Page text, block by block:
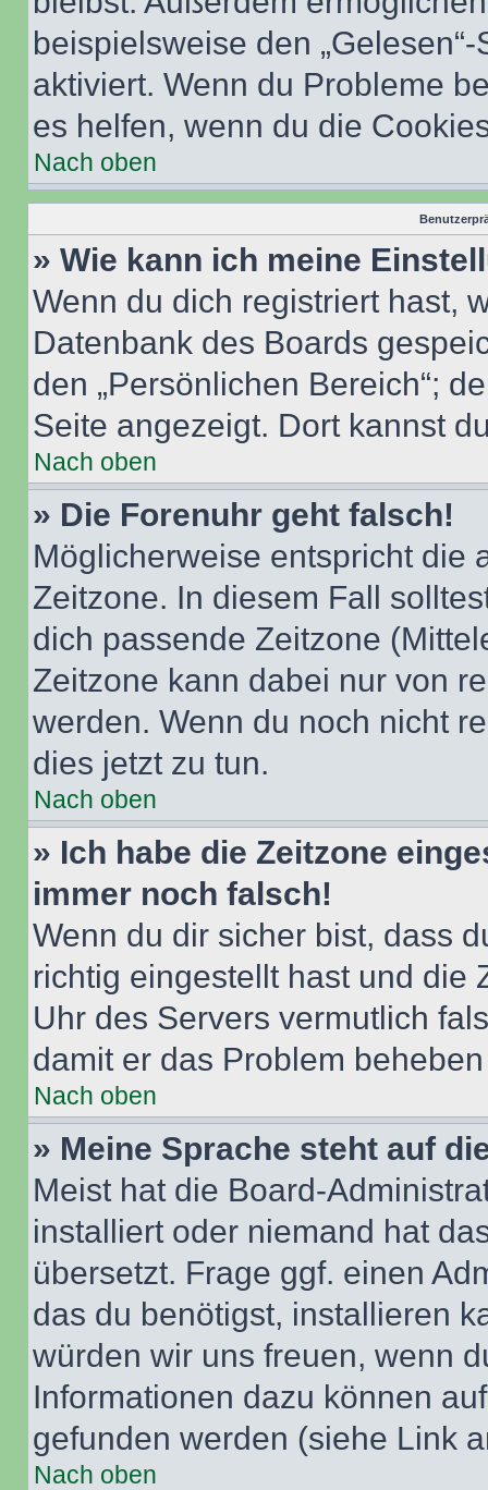
beispielsweise den
aktiviert. Wenn du Probleme
es helfen, wenn du die
Nach oben
» Wie kann ich meine
Wenn du dich registriert hast,
Datenbank des Boards
den „Persönlichen Bereich“;
Seite angezeigt. Dort kannst
Nach oben
» Die Forenuhr geht falsch!
Möglicherweise entspricht die
Zeitzone. In diesem Fall
dich passende Zeitzone
Zeitzone kann dabei nur von
werden. Wenn du noch nicht
dies jetzt zu tun.
Nach oben
» Ich habe die Zeitzone
immer noch falsch!
Wenn du dir sicher bist, dass
richtig eingestellt hast und die
Uhr des Servers vermutlich
damit er das Problem
Nach oben
» Meine Sprache steht auf
Meist hat die Board-
installiert oder niemand hat
übersetzt. Frage ggf. einen
das du benötigst, installieren
würden wir uns freuen, wenn
Informationen dazu können
gefunden werden (siehe Link
Nach oben